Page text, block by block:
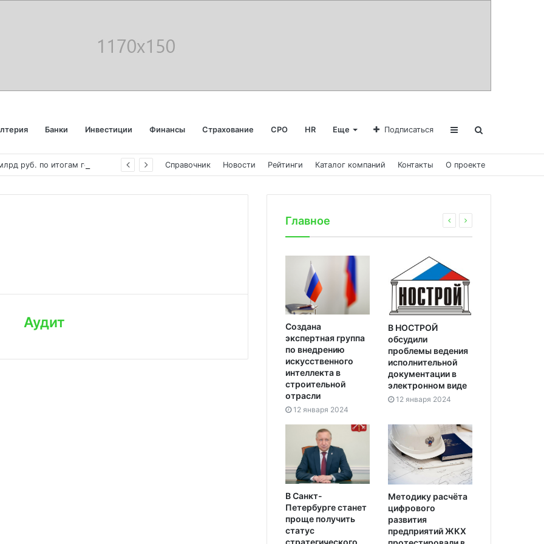
Банки Инвестиции Финансы Страхование СРО HR Еще Подписаться
Справочник Новости Рейтинги Каталог компаний Контакты О проекте
Аудит
Главное
Создана
экспертная группа
по внедрению
искусственного
интеллекта в
строительной
отрасли
12 января 2024
В НОСТРОЙ
обсудили
проблемы ведения
исполнительной
документации в
электронном виде
12 января 2024
В Санкт-
Петербурге станет
проще получить
статус
Методику расчёта
цифрового
развития
предприятий ЖКХ